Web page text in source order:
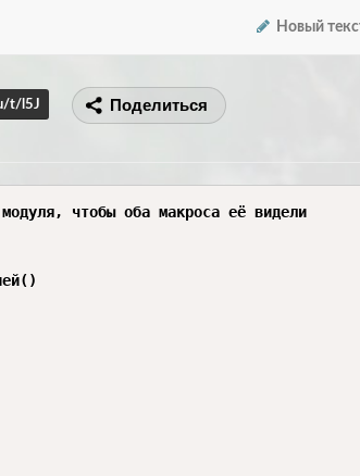
Новый
t/l5J Поделиться
чтобы оба макроса её видели